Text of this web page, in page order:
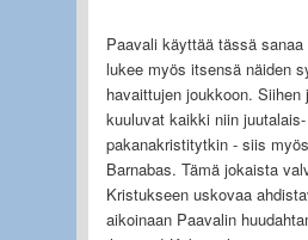
Paavali käyttää tässä
lukee myös itsensä näiden
havaittujen joukkoon. Siihen
kuuluvat kaikki niin
pakanakristitytkin - siis
Barnabas. Tämä jokaista
Kristukseen uskovaa
aikoinaan Paavalin